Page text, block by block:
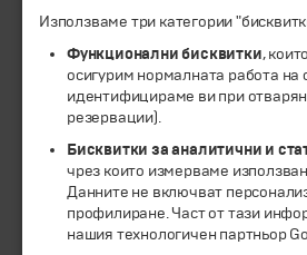
Използваме три категории
Функционални бисквитки,
осигурим нормалната работа на
идентифицираме ви при
резервации).
Бисквитки за аналитични и
чрез които измерваме
Данните не включват
профилиране. Част от тази
нашия технологичен партньор